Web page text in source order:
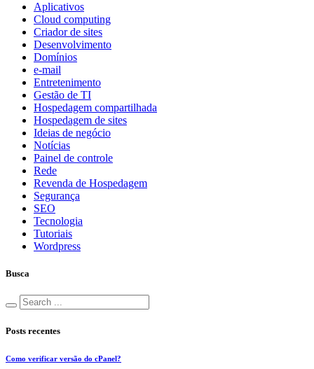
Aplicativos
Cloud computing
Criador de sites
Desenvolvimento
Domínios
e-mail
Entretenimento
Gestão de TI
Hospedagem compartilhada
Hospedagem de sites
Ideias de negócio
Notícias
Painel de controle
Rede
Revenda de Hospedagem
Segurança
SEO
Tecnologia
Tutoriais
Wordpress
Busca
Posts recentes
Como verificar versão do cPanel?